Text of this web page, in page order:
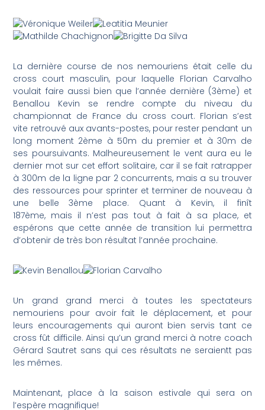
La dernière course de nos nemouriens était celle du
cross court masculin, pour laquelle Florian Carvalho
voulait faire aussi bien que l’année dernière (3ème) et
Benallou Kevin se rendre compte du niveau du
championnat de France du cross court. Florian s’est
vite retrouvé aux avants-postes, pour rester pendant un
long moment 2ème à 50m du premier et à 30m de
ses poursuivants. Malheureusement le vent aura eu le
dernier mot sur cet effort solitaire, car il se fait ratrapper
à 300m de la ligne par 2 concurrents, mais a su trouver
des ressources pour sprinter et terminer de nouveau à
une belle 3ème place. Quant à Kevin, il finît
187ème, mais il n’est pas tout à fait à sa place, et
espérons que cette année de transition lui permettra
d’obtenir de très bon résultat l’année prochaine.
Un grand grand merci à toutes les spectateurs
nemouriens pour avoir fait le déplacement, et pour
leurs encouragements qui auront bien servis tant ce
cross fût difficile. Ainsi qu’un grand merci à notre coach
Gérard Sautret sans qui ces résultats ne seraientt pas
les mêmes.
Maintenant, place à la saison estivale qui sera on
l’espère magnifique!